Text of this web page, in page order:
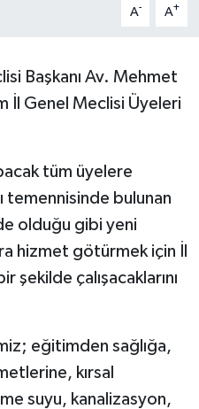
A- A+
Başkanı Av. Mehmet
İl Genel Meclisi Üyeleri
tüm üyelere
temennisinde bulunan
olduğu gibi yeni
hizmet götürmek için İl
şekilde çalışacaklarını
eğitimden sağlığa,
kırsal
suyu, kanalizasyon,